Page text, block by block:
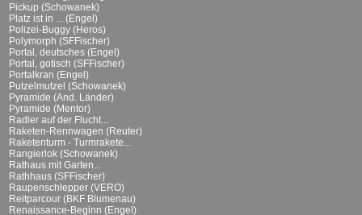
Pickup (Schowanek)
Platz ist in ... (Engel)
Polizei-Buggy (Heros)
Polymorph (SFFischer)
Portal, deutsches (Engel)
Portal, gotisch (SFFischer)
Portalkran (Engel)
Putzelmutzel (Schowanek)
Pyramide (And. Länder)
Pyramide (Mentor)
Radler auf der Flucht...
Raketen-Rennwagen (Reuter)
Raketenturm - Turmrakete...
Rangierlok (Schowanek)
Rathaus mit Garten...
Rathhaus (SFFischer)
Raupenschlepper (VERO)
Reitparcour (BKF Blumenau)
Renaissance-Beginn (Engel)